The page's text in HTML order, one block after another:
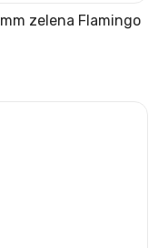
zelena Flamingo